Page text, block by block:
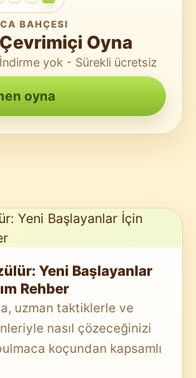
BAHÇESI
Oyna
yok - Sürekli ücretsiz
oyna
Yeni Başlayanlar
Rehber
uzman taktiklerle ve
nasıl çözeceğinizi
koçundan kapsamlı